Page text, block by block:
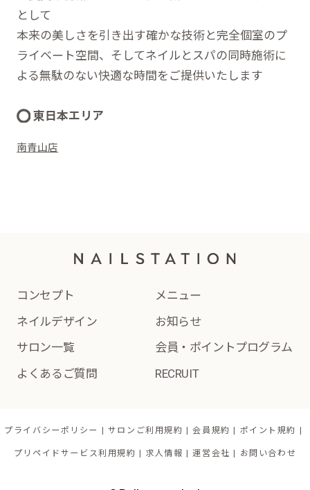
として
本来の美しさを引き出す確かな技術と完全個室のプ
ライベート空間、そしてネイルとスパの同時施術に
よる無駄のない快適な時間をご提供いたします
東日本エリア
南青山店
コンセプト
メニュー
ネイルデザイン
お知らせ
サロン一覧
会員・ポイントプログラム
よくあるご質問
RECRUIT
プライバシーポリシー サロンご利用規約 会員規約 ポイント規約
プリペイドサービス利用規約 求人情報 運営会社 お問い合わせ